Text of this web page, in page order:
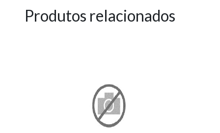
Produtos relacionados